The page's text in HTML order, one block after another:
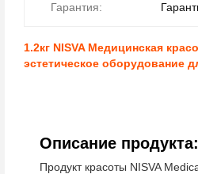
Гарантия:
1.2кг NISVA Медицинская
эстетическое оборудование
Описание продукта:
Продукт красоты NISVA